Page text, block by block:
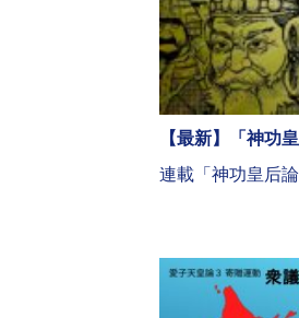
【最新】「神功
連載「神功皇后